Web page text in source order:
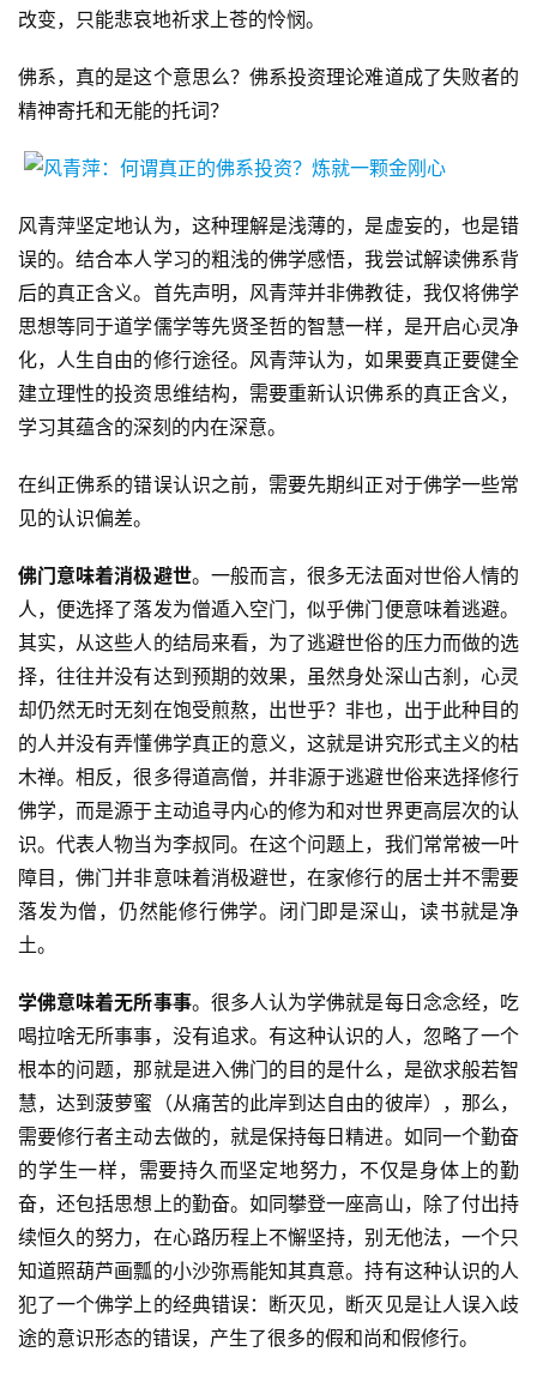
改变，只能悲哀地祈求上苍的怜悯。
佛系，真的是这个意思么？佛系投资理论难道成了失败者的
精神寄托和无能的托词？
风青萍坚定地认为，这种理解是浅薄的，是虚妄的，也是错
误的。结合本人学习的粗浅的佛学感悟，我尝试解读佛系背
后的真正含义。首先声明，风青萍并非佛教徒，我仅将佛学
思想等同于道学儒学等先贤圣哲的智慧一样，是开启心灵净
化，人生自由的修行途径。风青萍认为，如果要真正要健全
建立理性的投资思维结构，需要重新认识佛系的真正含义，
学习其蕴含的深刻的内在深意。
在纠正佛系的错误认识之前，需要先期纠正对于佛学一些常
见的认识偏差。
佛门意味着消极避世。一般而言，很多无法面对世俗人情的
人，便选择了落发为僧遁入空门，似乎佛门便意味着逃避。
其实，从这些人的结局来看，为了逃避世俗的压力而做的选
择，往往并没有达到预期的效果，虽然身处深山古刹，心灵
却仍然无时无刻在饱受煎熬，出世乎？非也，出于此种目的
的人并没有弄懂佛学真正的意义，这就是讲究形式主义的枯
木禅。相反，很多得道高僧，并非源于逃避世俗来选择修行
佛学，而是源于主动追寻内心的修为和对世界更高层次的认
识。代表人物当为李叔同。在这个问题上，我们常常被一叶
障目，佛门并非意味着消极避世，在家修行的居士并不需要
落发为僧，仍然能修行佛学。闭门即是深山，读书就是净
土。
学佛意味着无所事事。很多人认为学佛就是每日念念经，吃
喝拉啥无所事事，没有追求。有这种认识的人，忽略了一个
根本的问题，那就是进入佛门的目的是什么，是欲求般若智
慧，达到菠萝蜜（从痛苦的此岸到达自由的彼岸），那么，
需要修行者主动去做的，就是保持每日精进。如同一个勤奋
的学生一样，需要持久而坚定地努力，不仅是身体上的勤
奋，还包括思想上的勤奋。如同攀登一座高山，除了付出持
续恒久的努力，在心路历程上不懈坚持，别无他法，一个只
知道照葫芦画瓢的小沙弥焉能知其真意。持有这种认识的人
犯了一个佛学上的经典错误：断灭见，断灭见是让人误入歧
途的意识形态的错误，产生了很多的假和尚和假修行。